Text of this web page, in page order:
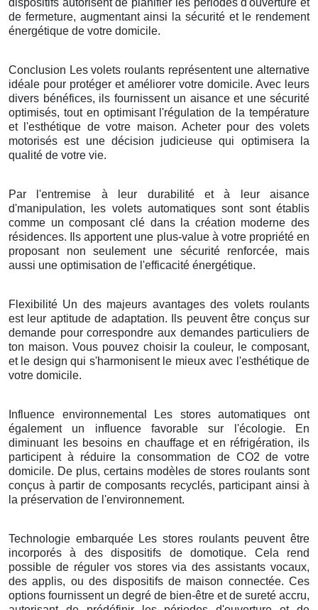
dispositifs autorisent de planifier les périodes d'ouverture et
de fermeture, augmentant ainsi la sécurité et le rendement
énergétique de votre domicile.
Conclusion Les volets roulants représentent une alternative
idéale pour protéger et améliorer votre domicile. Avec leurs
divers bénéfices, ils fournissent un aisance et une sécurité
optimisés, tout en optimisant l'régulation de la température
et l'esthétique de votre maison. Acheter pour des volets
motorisés est une décision judicieuse qui optimisera la
qualité de votre vie.
Par l'entremise à leur durabilité et à leur aisance
d'manipulation, les volets automatiques sont sont établis
comme un composant clé dans la création moderne des
résidences. Ils apportent une plus-value à votre propriété en
proposant non seulement une sécurité renforcée, mais
aussi une optimisation de l'efficacité énergétique.
Flexibilité Un des majeurs avantages des volets roulants
est leur aptitude de adaptation. Ils peuvent être conçus sur
demande pour correspondre aux demandes particuliers de
ton maison. Vous pouvez choisir la couleur, le composant,
et le design qui s'harmonisent le mieux avec l'esthétique de
votre domicile.
Influence environnemental Les stores automatiques ont
également un influence favorable sur l'écologie. En
diminuant les besoins en chauffage et en réfrigération, ils
participent à réduire la consommation de CO2 de votre
domicile. De plus, certains modèles de stores roulants sont
conçus à partir de composants recyclés, participant ainsi à
la préservation de l'environnement.
Technologie embarquée Les stores roulants peuvent être
incorporés à des dispositifs de domotique. Cela rend
possible de réguler vos stores via des assistants vocaux,
des applis, ou des dispositifs de maison connectée. Ces
options fournissent un degré de bien-être et de sureté accru,